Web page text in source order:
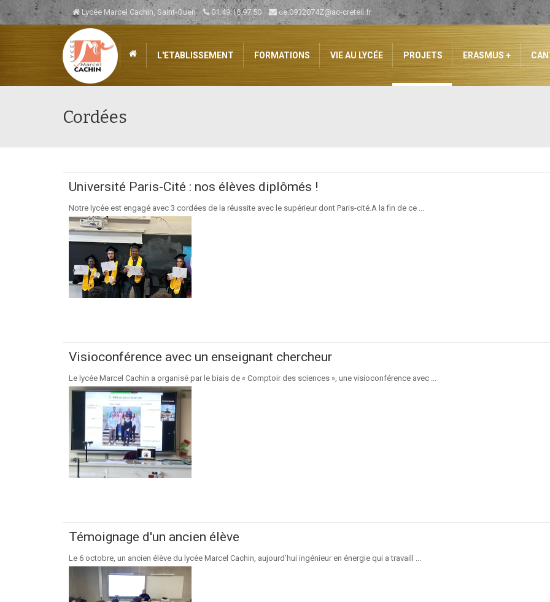
Lycée Marcel Cachin, Saint-Ouen 01.49.18.97.50 ce.0932074Z@ac-creteil.fr
L'ETABLISSEMENT FORMATIONS VIE AU LYCÉE PROJETS ERASMUS +
Cordées
Université Paris-Cité : nos élèves diplômés !
Notre lycée est engagé avec 3 cordées de la réussite avec le supérieur dont Paris-cité.A la fin de ce ...
Visioconférence avec un enseignant chercheur
Le lycée Marcel Cachin a organisé par le biais de « Comptoir des sciences », une visioconférence avec ...
Témoignage d'un ancien élève
Le 6 octobre, un ancien élève du lycée Marcel Cachin, aujourd’hui ingénieur en énergie qui a travaill ...